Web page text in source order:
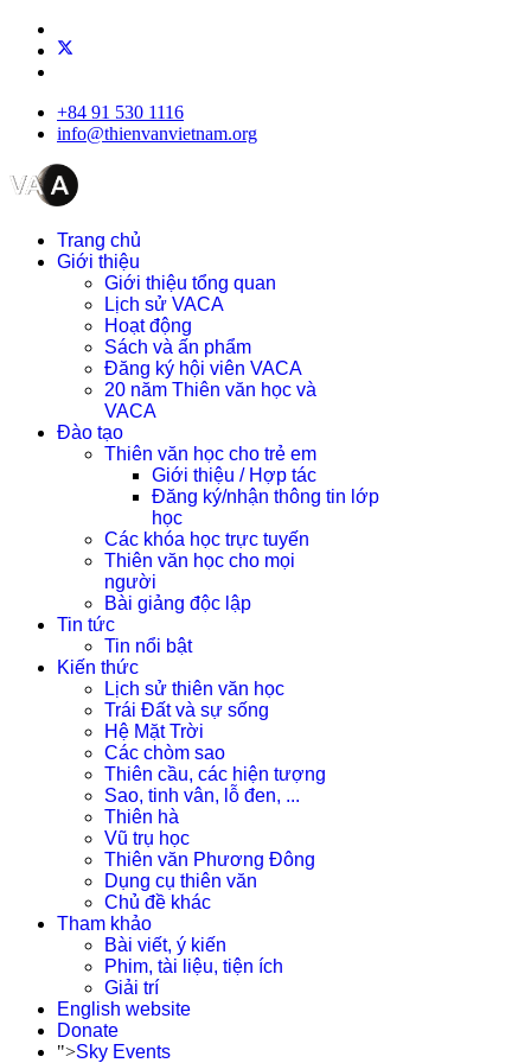
+84 91 530 1116
info@thienvanvietnam.org
Trang chủ
Giới thiệu
Giới thiệu tổng quan
Lịch sử VACA
Hoạt động
Sách và ấn phẩm
Đăng ký hội viên VACA
20 năm Thiên văn học và
VACA
Đào tạo
Thiên văn học cho trẻ em
Giới thiệu / Hợp tác
Đăng ký/nhận thông tin lớp
học
Các khóa học trực tuyến
Thiên văn học cho mọi
người
Bài giảng độc lập
Tin tức
Tin nổi bật
Kiến thức
Lịch sử thiên văn học
Trái Đất và sự sống
Hệ Mặt Trời
Các chòm sao
Thiên cầu, các hiện tượng
Sao, tinh vân, lỗ đen, ...
Thiên hà
Vũ trụ học
Thiên văn Phương Đông
Dụng cụ thiên văn
Chủ đề khác
Tham khảo
Bài viết, ý kiến
Phim, tài liệu, tiện ích
Giải trí
English website
Donate
">Sky Events